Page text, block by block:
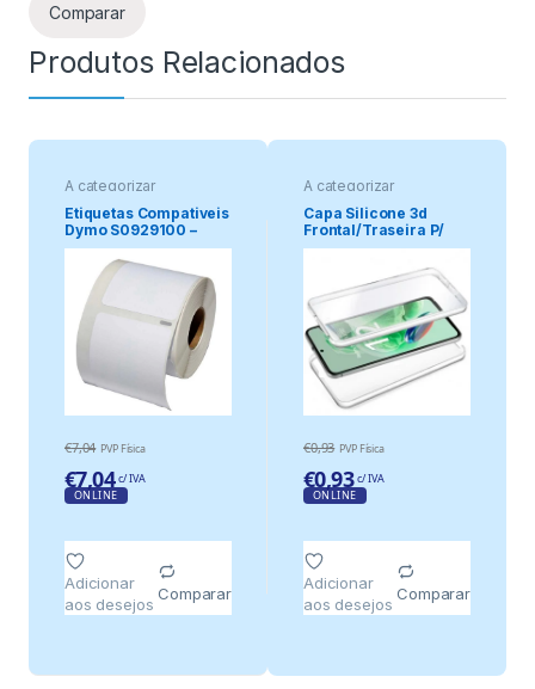
Comparar
Produtos Relacionados
A categorizar
Etiquetas Compativeis
Dymo S0929100 –
51mm X 89mm.
€7,04 PVP Física
€7,04 c/ IVA
ONLINE
Adicionar
aos desejos
Comparar
A categorizar
Capa Silicone 3d
Frontal/Traseira P/
Xiaomi Redmi.
€0,93 PVP Física
€0,93 c/ IVA
ONLINE
Adicionar
aos desejos
Comparar